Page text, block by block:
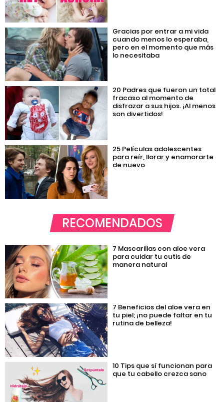
Gracias por entrar a mi vida
cuando menos lo esperaba,
pero en el momento que más
lo necesitaba
20 Padres que fueron un total
fracaso al momento de
disfrazar a sus hijos. ¡Al menos
son divertidos!
25 Películas adolescentes
para reír, llorar y enamorarte
de nuevo
RECOMENDADOS
7 Mascarillas con aloe vera
para cuidar tu cutis de
manera natural
7 Beneficios del aloe vera en
tu piel; ¡no puede faltar en tu
rutina de belleza!
10 Tips que sí funcionan para
que tu cabello crezca sano